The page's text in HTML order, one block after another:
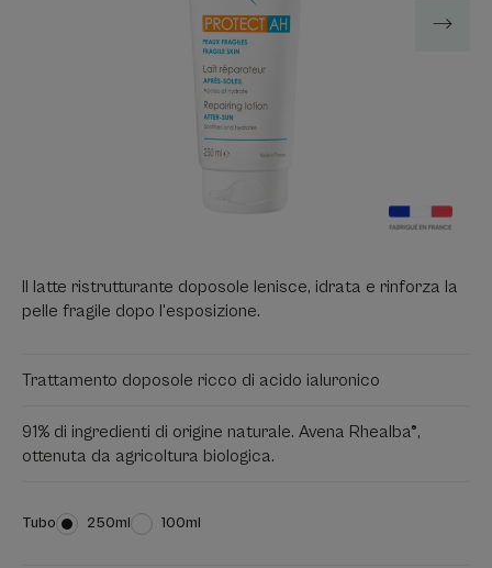
Il latte ristrutturante doposole lenisce, idrata e rinforza la
pelle fragile dopo l'esposizione.
Trattamento doposole ricco di acido ialuronico
91% di ingredienti di origine naturale. Avena Rhealba®,
ottenuta da agricoltura biologica.
Tubo Tubo
250ml Tubo
100ml